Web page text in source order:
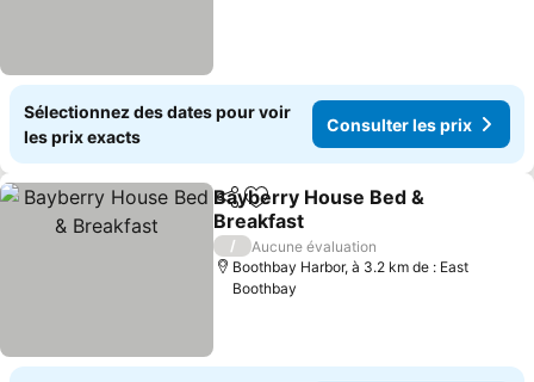
Sélectionnez des dates pour voir
les prix exacts
Consulter les prix
PartagerAjouter à mes favoris
Bayberry House Bed &
Breakfast
/
Aucune évaluation
Boothbay Harbor, à 3.2 km de : East
Boothbay